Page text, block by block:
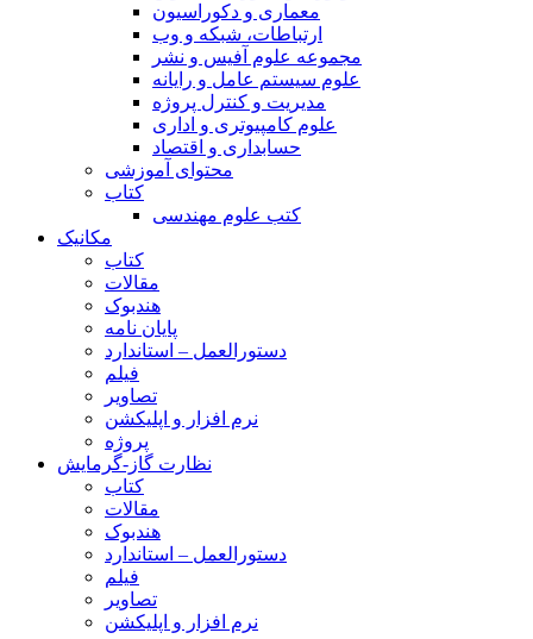
معماری و دکوراسیون
ارتباطات، شبکه و وب
مجموعه علوم آفیس و نشر
علوم سیستم عامل و رایانه
مدیریت و کنترل پروژه
علوم کامپیوتری و اداری
حسابداری و اقتصاد
محتوای آموزشی
کتاب
کتب علوم مهندسی
مکانیک
کتاب
مقالات
هندبوک
پایان نامه
دستورالعمل – استاندارد
فیلم
تصاویر
نرم افزار و اپلیکشن
پروژه
نظارت گاز-گرمایش
کتاب
مقالات
هندبوک
دستورالعمل – استاندارد
فیلم
تصاویر
نرم افزار و اپلیکشن